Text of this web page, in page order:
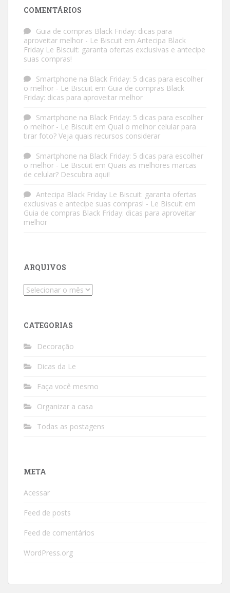
COMENTÁRIOS
Guia de compras Black Friday: dicas para
aproveitar melhor - Le Biscuit em Antecipa Black
Friday Le Biscuit: garanta ofertas exclusivas e antecipe
suas compras!
Smartphone na Black Friday: 5 dicas para escolher
o melhor - Le Biscuit em Guia de compras Black
Friday: dicas para aproveitar melhor
Smartphone na Black Friday: 5 dicas para escolher
o melhor - Le Biscuit em Qual o melhor celular para
tirar foto? Veja quais recursos considerar
Smartphone na Black Friday: 5 dicas para escolher
o melhor - Le Biscuit em Quais as melhores marcas
de celular? Descubra aqui!
Antecipa Black Friday Le Biscuit: garanta ofertas
exclusivas e antecipe suas compras! - Le Biscuit em
Guia de compras Black Friday: dicas para aproveitar
melhor
ARQUIVOS
Arquivos
CATEGORIAS
Decoração
Dicas da Le
Faça você mesmo
Organizar a casa
Todas as postagens
META
Acessar
Feed de posts
Feed de comentários
WordPress.org